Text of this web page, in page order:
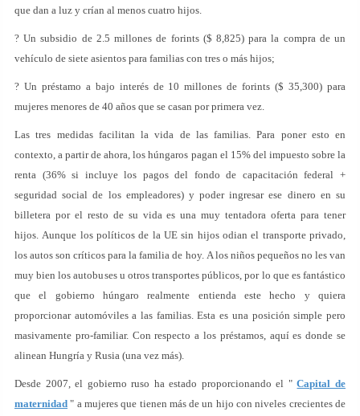
que dan a luz y crían al menos cuatro hijos.
? Un subsidio de 2.5 millones de forints ($ 8,825) para la compra de un
vehículo de siete asientos para familias con tres o más hijos;
? Un préstamo a bajo interés de 10 millones de forints ($ 35,300) para
mujeres menores de 40 años que se casan por primera vez.
Las tres medidas facilitan la vida de las familias. Para poner esto en
contexto, a partir de ahora, los húngaros pagan el 15% del impuesto sobre la
renta (36% si incluye los pagos del fondo de capacitación federal +
seguridad social de los empleadores) y poder ingresar ese dinero en su
billetera por el resto de su vida es una muy tentadora oferta para tener
hijos. Aunque los políticos de la UE sin hijos odian el transporte privado,
los autos son críticos para la familia de hoy. A los niños pequeños no les van
muy bien los autobuses u otros transportes públicos, por lo que es fantástico
que el gobierno húngaro realmente entienda este hecho y quiera
proporcionar automóviles a las familias. Esta es una posición simple pero
masivamente pro-familiar. Con respecto a los préstamos, aquí es donde se
alinean Hungría y Rusia (una vez más).
Desde 2007, el gobierno ruso ha estado proporcionando el "Capital de
maternidad " a mujeres que tienen más de un hijo con niveles crecientes de